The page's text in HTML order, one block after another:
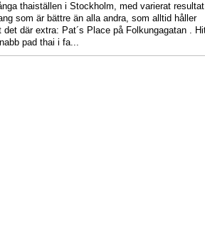
thaiställen i Stockholm, med varierat
som är bättre än alla andra, som alltid håller
där extra: Pat´s Place på Folkungagatan .
pad thai i fa...